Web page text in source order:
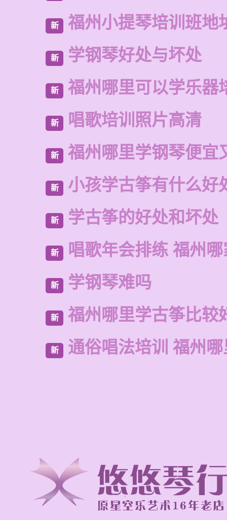
新 福州小提琴培训班地
新 学钢琴好处与坏处
新 福州哪里可以学乐器
新 唱歌培训照片高清
新 福州哪里学钢琴便宜
新 小孩学古筝有什么好
新 学古筝的好处和坏处
新 唱歌年会排练 福州
新 学钢琴难吗
新 福州哪里学古筝比较
新 通俗唱法培训 福州